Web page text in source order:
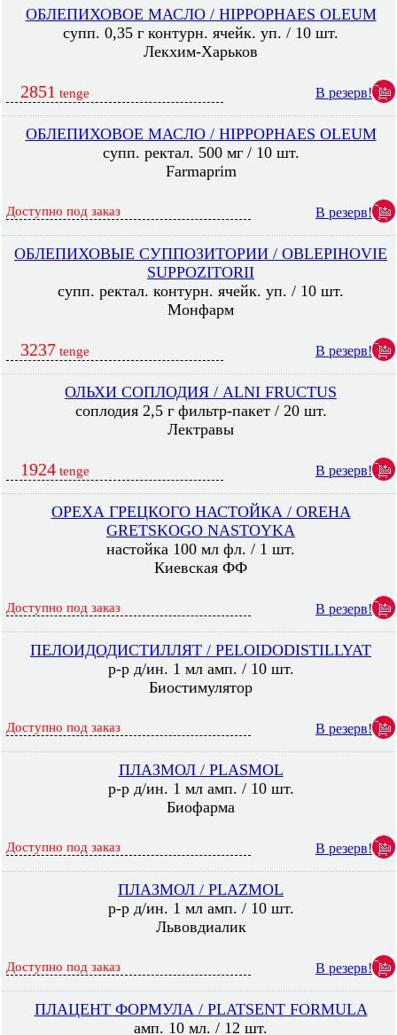
ОБЛЕПИХОВОЕ МАСЛО / HIPPOPHAES OLEUM
супп. 0,35 г контурн. ячейк. уп. / 10 шт.
Лекхим-Харьков
2851 tenge В резерв!
ОБЛЕПИХОВОЕ МАСЛО / HIPPOPHAES OLEUM
супп. ректал. 500 мг / 10 шт.
Farmaprim
Доступно под заказ В резерв!
ОБЛЕПИХОВЫЕ СУППОЗИТОРИИ / OBLEPIHOVIE
SUPPOZITORII
супп. ректал. контурн. ячейк. уп. / 10 шт.
Монфарм
3237 tenge В резерв!
ОЛЬХИ СОПЛОДИЯ / ALNI FRUCTUS
соплодия 2,5 г фильтр-пакет / 20 шт.
Лектравы
1924 tenge В резерв!
ОРЕХА ГРЕЦКОГО НАСТОЙКА / OREHA
GRETSKOGO NASTOYKA
настойка 100 мл фл. / 1 шт.
Киевская ФФ
Доступно под заказ В резерв!
ПЕЛОИДОДИСТИЛЛЯТ / PELOIDODISTILLYAT
р-р д/ин. 1 мл амп. / 10 шт.
Биостимулятор
Доступно под заказ В резерв!
ПЛАЗМОЛ / PLASMOL
р-р д/ин. 1 мл амп. / 10 шт.
Биофарма
Доступно под заказ В резерв!
ПЛАЗМОЛ / PLAZMOL
р-р д/ин. 1 мл амп. / 10 шт.
Львовдиалик
Доступно под заказ В резерв!
ПЛАЦЕНТ ФОРМУЛА / PLATSENT FORMULA
амп. 10 мл. / 12 шт.